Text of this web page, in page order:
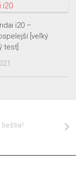
i20 –
[veľký
test]
beštia!